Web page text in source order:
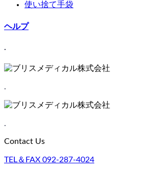
使い捨て手袋
ヘルプ
.
.
.
Contact Us
TEL＆FAX 092-287-4024